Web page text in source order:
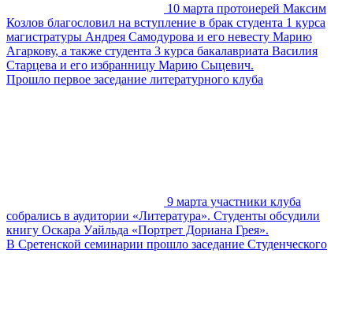
10 марта протоиерей Максим
Козлов благословил на вступление в брак студента 1 курса
магистратуры Андрея Самодурова и его невесту Марию
Агаркову, а также студента 3 курса бакалавриата Василия
Старцева и его избранницу Марию Сыцевич.
Прошло первое заседание литературного клуба
9 марта участники клуба
собрались в аудитории «Литература». Студенты обсудили
книгу Оскара Уайльда «Портрет Дориана Грея».
В Сретенской семинарии прошло заседание Студенческого